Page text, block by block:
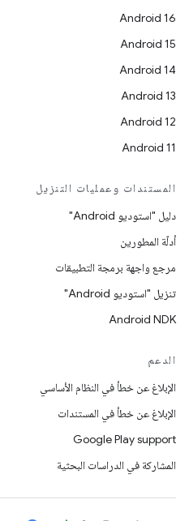
Android 16
Android 15
Android 14
Android 13
Android 12
Android 11
المستندات وعمليات التنزيل
دليل "استوديو Android"
أدلّة المطورين
مرجع واجهة برمجة التطبيقات
تنزيل "استوديو Android"
Android NDK
الدعم
الإبلاغ عن خطأ في النظام الأساسي
الإبلاغ عن خطأ في المستندات
Google Play support
المشاركة في الدراسات البحثية